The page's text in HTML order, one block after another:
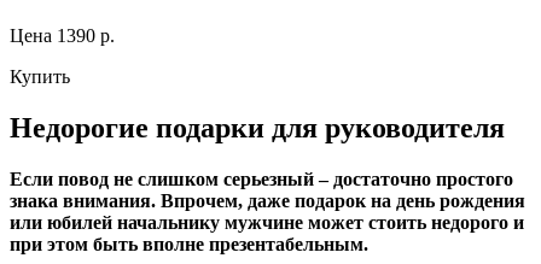
Цена 1390 р.
Купить
Недорогие подарки для руководителя
Если повод не слишком серьезный – достаточно простого
знака внимания. Впрочем, даже подарок на день рождения
или юбилей начальнику мужчине может стоить недорого и
при этом быть вполне презентабельным.